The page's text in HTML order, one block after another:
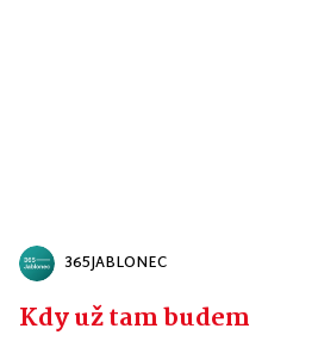
365JABLONEC
Kdy už tam budem